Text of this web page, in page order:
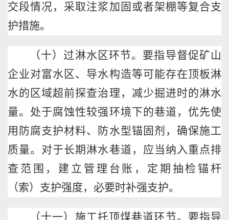
交段情况，采取注浆加固或者架棚等复合支
护措施。
（十）过淋水区环节。要指导督促矿山
企业对富水区、导水构造等可能存在顶板淋
水的区域超前探查治理，减少掘进时的淋水
量。处于腐蚀性较强环境下的巷道，优先使
用防腐支护材料、防水型锚固剂，确保施工
质量。对于长期淋水巷道，应当纳入重点排
查范围，建立管理台账，定期抽检锚杆
（索）支护强度，必要时补强支护。
（十一）施工托顶煤巷道环节。要指导